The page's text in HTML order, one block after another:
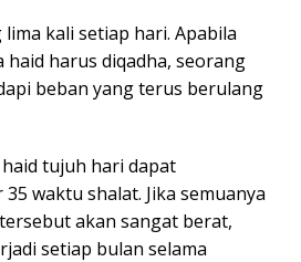
kali setiap hari. Apabila
haid harus diqadha, seorang
beban yang terus berulang
tujuh hari dapat
waktu shalat. Jika semuanya
akan sangat berat,
setiap bulan selama